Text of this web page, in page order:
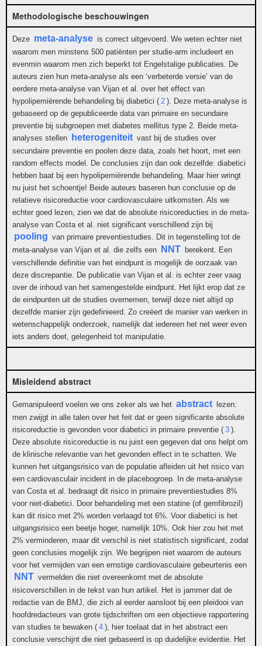
Methodologische beschouwingen
Deze meta-analyse is correct uitgevoerd. We weten echter niet
waarom men minstens 500 patiënten per studie-arm includeert en
evenmin waarom men zich beperkt tot Engelstalige publicaties. De
auteurs zien hun meta-analyse als een ‘verbeterde versie’ van de
eerdere meta-analyse van Vijan et al. over het effect van
hypolipemiërende behandeling bij diabetici ( 2 ). Deze meta-analyse is
gebaseerd op de gepubliceerde data van primaire en secundaire
preventie bij subgroepen met diabetes mellitus type 2. Beide meta-
analyses stellen
heterogeniteit vast bij de studies over
secundaire preventie en poolen deze data, zoals het hoort, met een
random effects model. De conclusies zijn dan ook dezelfde: diabetici
hebben baat bij een hypolipemiërende behandeling. Maar hier wringt
nu juist het schoentje! Beide auteurs baseren hun conclusie op de
relatieve risicoreductie voor cardiovasculaire uitkomsten. Als we
echter goed lezen, zien we dat de absolute risicoreducties in de meta-
analyse van Costa et al. niet significant verschillend zijn bij
pooling van primaire preventiestudies. Dit in tegenstelling tot de
meta-analyse van Vijan et al. die zelfs een
NNT berekent. Een
verschillende definitie van het eindpunt is mogelijk de oorzaak van
deze discrepantie. De publicatie van Vijan et al. is echter zeer vaag
over de inhoud van het samengestelde eindpunt. Het lijkt erop dat ze
de eindpunten uit de studies overnemen, terwijl deze niet altijd op
dezelfde manier zijn gedefinieerd. Zo creëert de manier van werken in
wetenschappelijk onderzoek, namelijk dat iedereen het net weer even
iets anders doet, gelegenheid tot manipulatie.
Misleidend abstract
Gemanipuleerd voelen we ons zeker als we het abstract lezen:
men zwijgt in alle talen over het feit dat er geen significante absolute
risicoreductie is gevonden voor diabetici in primaire preventie ( 3 ).
Deze absolute risicoreductie is nu juist een gegeven dat ons helpt om
de klinische relevantie van het gevonden effect in te schatten. We
kunnen het uitgangsrisico van de populatie afleiden uit het risico van
een cardiovasculair incident in de placebogroep. In de meta-analyse
van Costa et al. bedraagt dit risico in primaire preventiestudies 8%
voor niet-diabetici. Door behandeling met een statine (of gemfibrozil)
kan dit risico met 2% worden verlaagd tot 6%. Voor diabetici is het
uitgangsrisico een beetje hoger, namelijk 10%. Ook hier zou het met
2% verminderen, maar dit verschil is niet statistisch significant, zodat
geen conclusies mogelijk zijn. We begrijpen niet waarom de auteurs
voor het vermijden van een ernstige cardiovasculaire gebeurtenis een
NNT vermelden die niet overeenkomt met de absolute
risicoverschillen in de tekst van hun artikel. Het is jammer dat de
redactie van de BMJ, die zich al eerder aansloot bij een pleidooi van
hoofdredacteurs van grote tijdschriften om een objectieve rapportering
van studies te bewaken ( 4 ), hier toelaat dat in het abstract een
conclusie verschijnt die niet gebaseerd is op duidelijke evidentie. Het